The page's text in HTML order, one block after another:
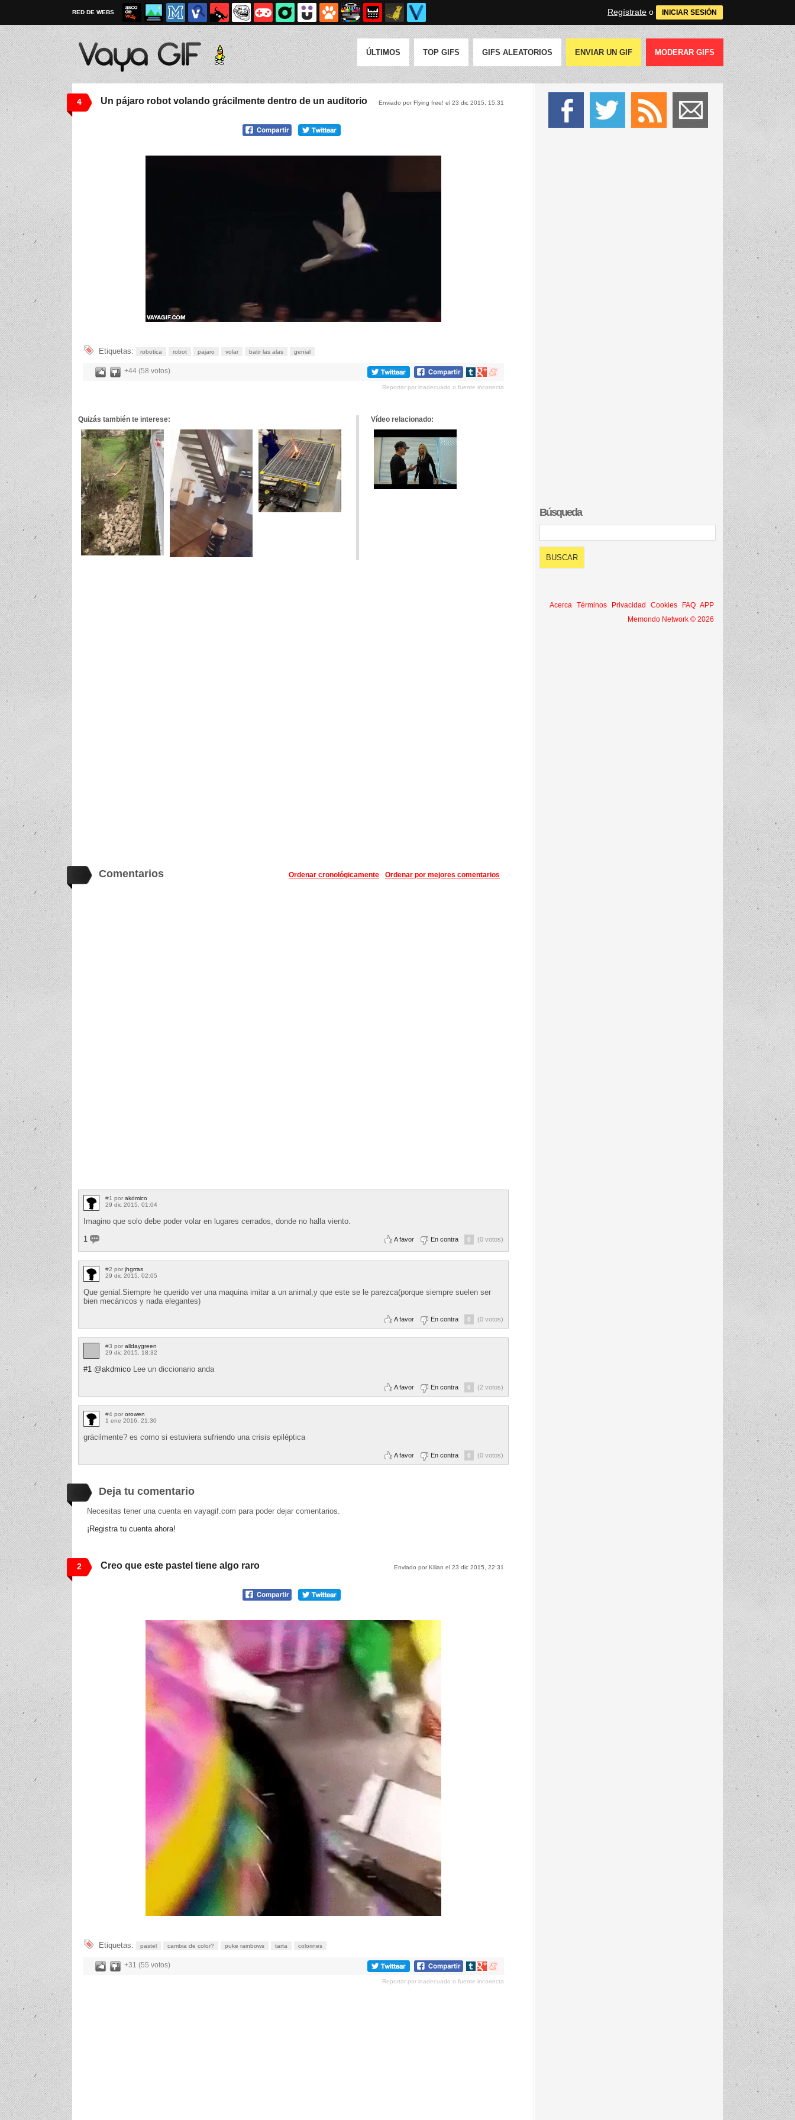
RED DE WEBS Regístrate o INICIAR SESIÓN
ÚLTIMOS TOP GIFS GIFS ALEATORIOS ENVIAR UN GIF MODERAR GIFS
4 Enviado por Flying free! el 23 dic 2015, 15:31
Un pájaro robot volando grácilmente dentro de un auditorio
Etiquetas: robotica robot pajaro volar batir las alas genial
+44 (58 votos)
Compartir
tumblr
Compartir
Google+
Compartir
meneame
Reportar por inadecuado o fuente incorrecta
Quizás también te interese: Vídeo relacionado:
Comentarios Ordenar por mejores comentarios
Ordenar cronológicamente
#1 por akdmico
29 dic 2015, 01:04
Imagino que solo debe poder volar en lugares cerrados, donde no halla viento.
1
A favor En contra 0 (0 votos)
#2 por jhgrras
29 dic 2015, 02:05
Que genial.Siempre he querido ver una maquina imitar a un animal,y que este se le parezca(porque siempre suelen ser
bien mecánicos y nada elegantes)
A favor En contra 0 (0 votos)
#3 por alldaygreen
29 dic 2015, 18:32
#1 @akdmico Lee un diccionario anda
A favor En contra 0 (2 votos)
#4 por orowen
1 ene 2016, 21:30
grácilmente? es como si estuviera sufriendo una crisis epiléptica
A favor En contra 0 (0 votos)
Deja tu comentario
Necesitas tener una cuenta en vayagif.com para poder dejar comentarios.
¡Registra tu cuenta ahora!
2 Enviado por Kilian el 23 dic 2015, 22:31
Creo que este pastel tiene algo raro
Etiquetas: pastel cambia de color? puke rainbows tarta colorines
+31 (55 votos)
Compartir
tumblr
Compartir
Google+
Compartir
meneame
Reportar por inadecuado o fuente incorrecta
Búsqueda
Acerca Términos Privacidad Cookies FAQ APP
Memondo Network © 2026